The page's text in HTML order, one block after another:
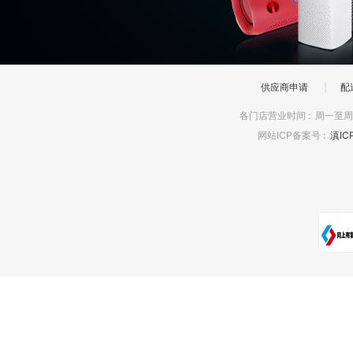
供应商申请 配
各门店营业时间 : 周一至
网站ICP备案号 : 滇